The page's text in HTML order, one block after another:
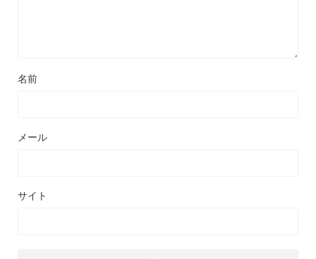
名前
メール
サイト